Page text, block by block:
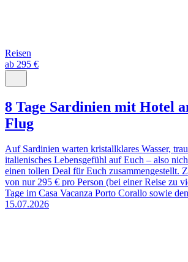
Reisen
ab 295 €
8 Tage Sardinien mit Hotel
Flug
Auf Sardinien warten kristallklares Wasser,
italienisches Lebensgefühl auf Euch – also
einen tollen Deal für Euch zusammengestellt.
von nur 295 € pro Person (bei einer Reise zu
Tage im Casa Vacanza Porto Corallo sowie
15.07.2026